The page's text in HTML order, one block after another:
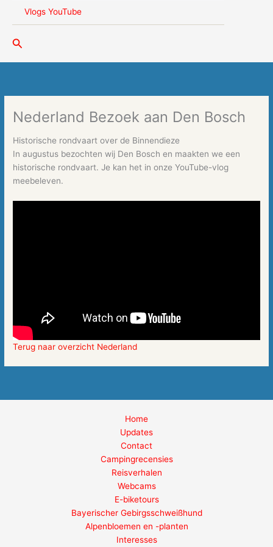
Vlogs YouTube
Zoeken
Nederland Bezoek aan Den Bosch
Historische rondvaart over de Binnendieze
In augustus bezochten wij Den Bosch en maakten we een
historische rondvaart. Je kan het in onze YouTube-vlog
meebeleven.
Terug naar overzicht Nederland
Home
Updates
Contact
Campingrecensies
Reisverhalen
Webcams
E-biketours
Bayerischer Gebirgsschweißhund
Alpenbloemen en -planten
Interesses